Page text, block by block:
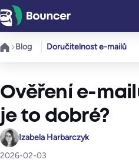
Přeskočit
na
obsah
Blog Doručitelnost e-mailů
Ověření e-
je to dobré?
Izabela Harbarczyk
2026-02-03